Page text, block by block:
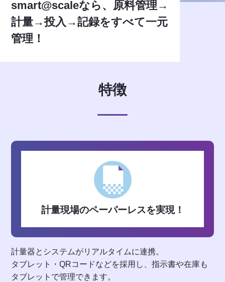
smart@scaleなら、原料管理→
計量→投入→記録をすべて一元
管理！
特徴
計量現場のペーパーレスを実現！
計量器とシステムがリアルタイムに連携。
タブレット・QRコードなどを採用し、指示書や在庫も
タブレットで管理できます。